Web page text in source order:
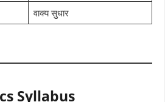
वाक्य सुधार
Syllabus